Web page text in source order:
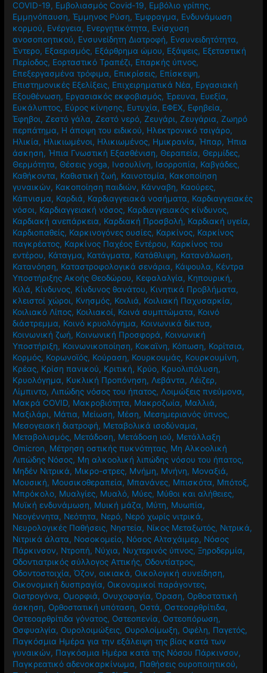
COVID-19, Εμβολιασμός Covid-19, Εμβόλιο γρίπης,
Εμμηνόπαυση,Έμμηνος Ρύση,Έμφραγμα, Ενδυνάμωση
κορμού, Ενέργεια, Ενεργητικότητα, Ενίσχυση
ανοσοποητικού, Ενσυνείδητη Διατροφή, Ενσυνειδητότητα,
Έντερο, Εξαερισμός, Εξάρθρημα ώμου, Εξάψεις, Εξεταστική
Περίοδος, Εορταστικό Τραπέζι, Επαρκής ύπνος,
Επεξεργασμένα τρόφιμα, Επικρίσεις, Επίσκεψη,
Επιστημονικές Εξελίξεις, Επιχειρηματικά Νέα, Εργασιακή
Εξουθένωση, Εργασιακός εκφοβισμός,Έρευνα, Ευεξία,
Ευκάλυπτος, Εύρος κίνησης, Ευτυχία, ΕΦΕΧ, Εφηβεία,
Έφηβοι,Ζεστό γάλα,Ζεστό νερό,Ζευγάρι,Ζευγάρια,Ζωηρό
περπάτημα, Η άποψη του ειδικού, Ηλεκτρονικό τσιγάρο,
Ηλικία, Ηλικιωμένοι, Ηλικιωμένος, Ημικρανία, Ήπαρ, Ήπια
άσκηση, Ήπια Γνωστική Εξασθένιση, Θεραπεία, Θερμίδες,
Θερμότητα, Θέσεις yoga, Ινσουλίνη, Ισορροπία, Καβγάδες,
Καθήκοντα, Καθιστική ζωή, Καινοτομία, Κακοποίηση
γυναικών, Κακοποίηση παιδιών, Κάνναβη, Καούρες,
Κάπνισμα, Καρδιά, Καρδιαγγειακά νοσήματα, Καρδιαγγειακές
νόσοι, Καρδιαγγειακή νόσος, Καρδιαγγειακός κίνδυνος,
Καρδιακή ανεπάρκεια, Καρδιακή Προσβολή, Καρδιακή υγεία,
Καρδιοπαθείς, Καρκινογόνες ουσίες, Καρκίνος, Καρκίνος
παγκρέατος, Καρκίνος Παχέος Εντέρου, Καρκίνος του
εντέρου, Κάταγμα, Κατάγματα, Κατάθλιψη, Κατανάλωση,
Κατανόηση, Καταστροφολογικά σενάρια, Κάψουλα, Κέντρα
Υποστήριξης Ακοής Θεοδώρου, Κεφαλαλγία, Κηπουρική,
Κιλά, Κίνδυνος, Κίνδυνος θανάτου, Κινητικά Προβλήματα,
κλειστοί χώροι, Κνησμός, Κοιλιά, Κοιλιακή Παχυσαρκία,
Κοιλιακό Λίπος, Κοιλιακοί, Κοινά συμπτώματα, Κοινό
διάστρεμμα, Κοινό κρυολόγημα, Κοινωνικά δίκτυα,
Κοινωνική ζωή, Κοινωνική Προσφορά, Κοινωνική
Υποστήριξη, Κοινωνικοποίηση, Κοκαϊνη, Κόπωση, Κορίτσια,
Κορμός, Κορωνοϊός, Κούραση, Κουρκουμάς, Κουρκουμίνη,
Κρέας, Κρίση πανικού, Κριτική, Κρύο, Κρυολιπόλυση,
Κρυολόγημα, Κυκλική Προπόνηση, Λεβάντα, Λέιζερ,
Λίμπιντο, Λιπώδης νόσος του ήπατος, Λοιμώξεις πνεύμονα,
Μακρά COVID, Μακροβιότητα, Μακροζωία, Μαλλιά,
Μαξιλάρι, Μάτια, Μείωση, Μέση, Μεσημεριανός ύπνος,
Μεσογειακή διατροφή, Μεταβολικά ισοδύναμα,
Μεταβολισμός, Μετάδοση, Μετάδοση ιού, Μετάλλαξη
Omicron, Μέτρηση οστικής πυκνότητας, Μη Αλκοολική
Λιπώδης Νόσος, Μη αλκοολική λιπώδης νόσου του ήπατος,
Μηδέν Νιτρικά, Μικρο-στρες, Μνήμη, Μνήνη, Μοναξιά,
Μουσική, Μουσικοθεραπεία, Μπανάνες, Μπισκότα, Μπότοξ,
Μπρόκολο, Μυαλγίες, Μυαλό, Μύες, Μύθοι και αλήθειες,
Μυϊκή ενδυνάμωση, Μυική μάζα, Μύτη, Μυωπία,
Νεογέννητα, Νεότητα, Νερό, Νερό χωρίς νιτρικά,
Νευρολογικές Παθήσεις, Νηστεία, Νίκος Μεταξωτός, Νιτρικά,
Νιτρικά άλατα, Νοσοκομείο, Νόσος Αλτσχάιμερ, Νόσος
Πάρκινσον, Ντροπή, Νύχια, Νυχτερινός ύπνος,Ξηροδερμία,
Οδοντιατρικός σύλλογος Αττικής, Οδοντίατρος,
Οδοντοστοιχία,Όζον,οικιακά, Οικολογική συνείδηση,
Οικονομική δυσπραγία, Οικονομικοί παράγοντες,
Οιστρογόνα, Ομορφιά, Ονυχοφαγία,Όραση, Ορθοστατική
άσκηση, Ορθοστατική υπόταση, Οστά, Οστεοαρθρίτιδα,
Οστεοαρθρίτιδα γόνατος, Οστεοπενία, Οστεοπόρωση,
Οσφυαλγία, Ουρολοιμώξεις, Ουρολοίμωξη, Οφέλη, Παγετός,
Παγκόσμια Ημέρα για την εξάλειψη της βίας κατά των
γυναικών, Παγκόσμια Ημέρα κατά της Νόσου Πάρκινσον,
Παγκρεατικό αδενοκαρκίνωμα, Παθήσεις ουροποιητικού,